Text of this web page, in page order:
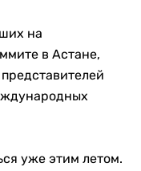
на
в Астане,
уже этим летом.